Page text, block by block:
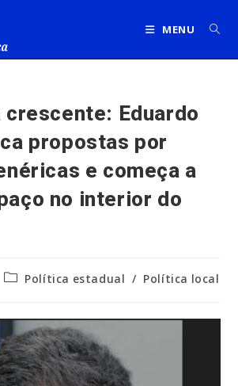
MENU
Eduardo
propostas por
e começa a
no interior do
Categoria
Política estadual / Política local